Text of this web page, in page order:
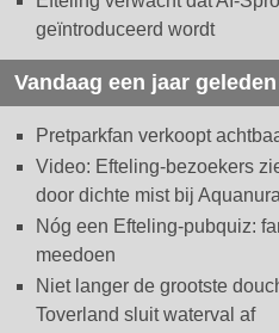
geïntroduceerd wordt
Vandaag een jaar geleden
Pretparkfan verkoopt
Video: Efteling-bezoekers
door dichte mist bij Aquanura
Nóg een Efteling-pubquiz:
meedoen
Niet langer de grootste
Toverland sluit waterval af